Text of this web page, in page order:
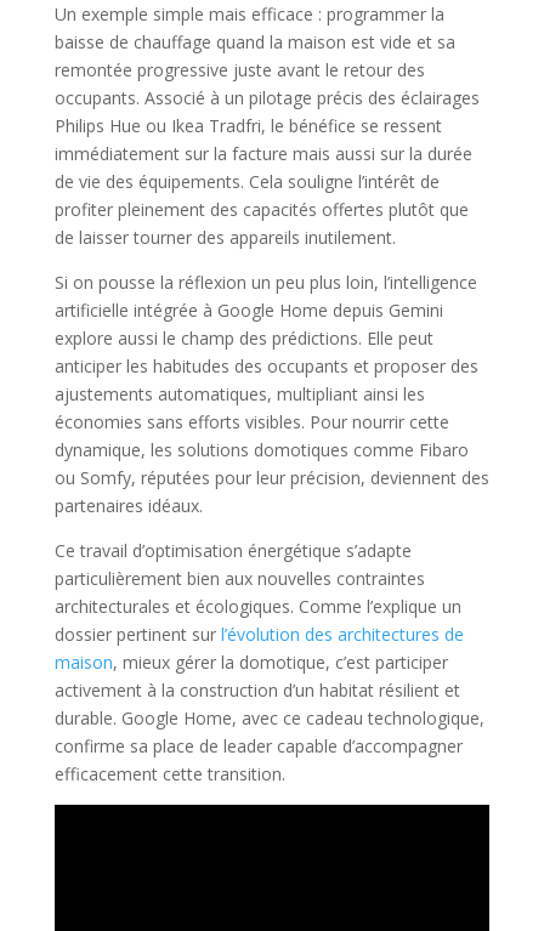
Un exemple simple mais efficace : programmer la
baisse de chauffage quand la maison est vide et sa
remontée progressive juste avant le retour des
occupants. Associé à un pilotage précis des éclairages
Philips Hue ou Ikea Tradfri, le bénéfice se ressent
immédiatement sur la facture mais aussi sur la durée
de vie des équipements. Cela souligne l’intérêt de
profiter pleinement des capacités offertes plutôt que
de laisser tourner des appareils inutilement.
Si on pousse la réflexion un peu plus loin, l’intelligence
artificielle intégrée à Google Home depuis Gemini
explore aussi le champ des prédictions. Elle peut
anticiper les habitudes des occupants et proposer des
ajustements automatiques, multipliant ainsi les
économies sans efforts visibles. Pour nourrir cette
dynamique, les solutions domotiques comme Fibaro
ou Somfy, réputées pour leur précision, deviennent des
partenaires idéaux.
Ce travail d’optimisation énergétique s’adapte
particulièrement bien aux nouvelles contraintes
architecturales et écologiques. Comme l’explique un
dossier pertinent sur l’évolution des architectures de
maison, mieux gérer la domotique, c’est participer
activement à la construction d’un habitat résilient et
durable. Google Home, avec ce cadeau technologique,
confirme sa place de leader capable d’accompagner
efficacement cette transition.